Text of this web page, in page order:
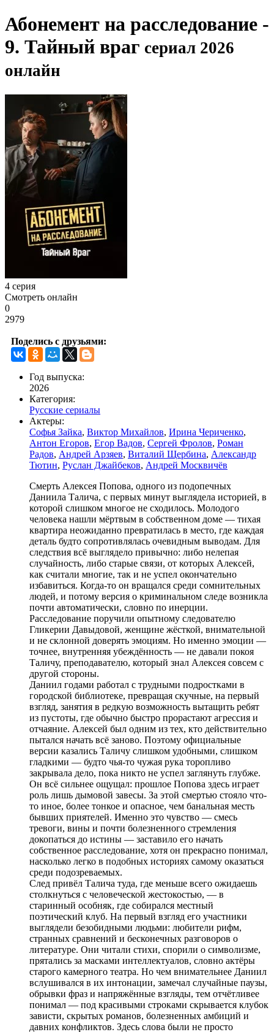
Абонемент на расследование -
9. Тайный враг сериал 2026
онлайн
4 серия
Смотреть онлайн
0
2979
Поделись с друзьями:
Год выпуска:
2026
Категория:
Русские сериалы
Актеры:
Софья Зайка, Виктор Михайлов, Ирина Чериченко,
Антон Егоров, Егор Вадов, Сергей Фролов, Роман
Радов, Андрей Арзяев, Виталий Щербина, Александр
Тютин, Руслан Джайбеков, Андрей Москвичёв
Смерть Алексея Попова, одного из подопечных
Даниила Талича, с первых минут выглядела историей, в
которой слишком многое не сходилось. Молодого
человека нашли мёртвым в собственном доме — тихая
квартира неожиданно превратилась в место, где каждая
деталь будто сопротивлялась очевидным выводам. Для
следствия всё выглядело привычно: либо нелепая
случайность, либо старые связи, от которых Алексей,
как считали многие, так и не успел окончательно
избавиться. Когда-то он вращался среди сомнительных
людей, и потому версия о криминальном следе возникла
почти автоматически, словно по инерции.
Расследование поручили опытному следователю
Гликерии Давыдовой, женщине жёсткой, внимательной
и не склонной доверять эмоциям. Но именно эмоции —
точнее, внутренняя убеждённость — не давали покоя
Таличу, преподавателю, который знал Алексея совсем с
другой стороны.
Даниил годами работал с трудными подростками в
городской библиотеке, превращая скучные, на первый
взгляд, занятия в редкую возможность вытащить ребят
из пустоты, где обычно быстро прорастают агрессия и
отчаяние. Алексей был одним из тех, кто действительно
пытался начать всё заново. Поэтому официальные
версии казались Таличу слишком удобными, слишком
гладкими — будто чья-то чужая рука торопливо
закрывала дело, пока никто не успел заглянуть глубже.
Он всё сильнее ощущал: прошлое Попова здесь играет
роль лишь дымовой завесы. За этой смертью стояло что-
то иное, более тонкое и опасное, чем банальная месть
бывших приятелей. Именно это чувство — смесь
тревоги, вины и почти болезненного стремления
докопаться до истины — заставило его начать
собственное расследование, хотя он прекрасно понимал,
насколько легко в подобных историях самому оказаться
среди подозреваемых.
След привёл Талича туда, где меньше всего ожидаешь
столкнуться с человеческой жестокостью, — в
старинный особняк, где собирался местный
поэтический клуб. На первый взгляд его участники
выглядели безобидными людьми: любители рифм,
странных сравнений и бесконечных разговоров о
литературе. Они читали стихи, спорили о символизме,
прятались за масками интеллектуалов, словно актёры
старого камерного театра. Но чем внимательнее Даниил
вслушивался в их интонации, замечал случайные паузы,
обрывки фраз и напряжённые взгляды, тем отчётливее
понимал — под красивыми строками скрывается клубок
зависти, скрытых романов, болезненных амбиций и
давних конфликтов. Здесь слова были не просто